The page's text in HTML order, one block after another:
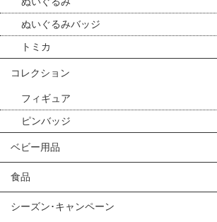
ぬいぐるみバッジ
トミカ
コレクション
フィギュア
ピンバッジ
ベビー用品
食品
シーズン･キャンペーン